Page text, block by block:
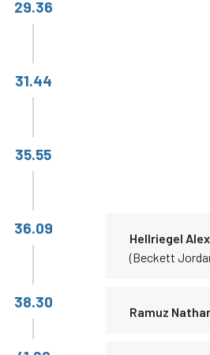
29.36
31.44
35.55
36.09
Hellriegel
(Beckett
38.30
Ramuz